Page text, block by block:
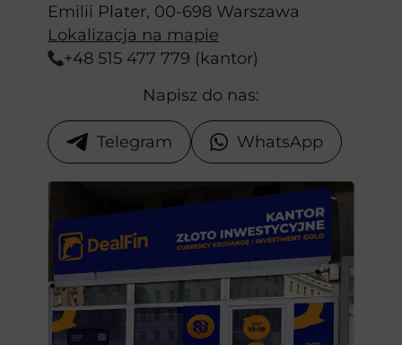
Emilii Plater, 00-698 Warszawa
Lokalizacja na mapie
+48 515 477 779 (kantor)
Napisz do nas:
Telegram WhatsApp